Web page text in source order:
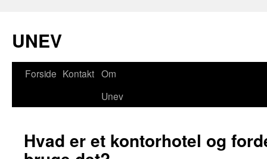
UNEV
Forside Kontakt Om
Unev
Hvad er et kontorhotel og